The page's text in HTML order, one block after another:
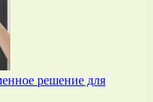
решение для